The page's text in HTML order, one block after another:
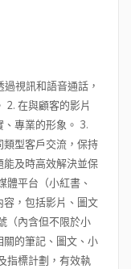
視訊和語音通話，
2. 在與顧客的影片
專業的形象。 3.
型客戶交流，保持
及時高效解決並保
體平台（小紅書、
，包括影片、圖文
（內含但不限於小
的筆記、圖文、小
指標計劃，有效執